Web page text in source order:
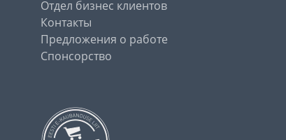
Отдел бизнес клиентов
Контакты
Предложения о работе
Спонсорство